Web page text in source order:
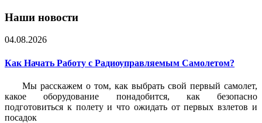
Наши новости
04.08.2026
Как Начать Работу с Радиоуправляемым Самолетом?
Мы расскажем о том, как выбрать свой первый самолет,
какое оборудование понадобится, как безопасно
подготовиться к полету и что ожидать от первых взлетов и
посадок